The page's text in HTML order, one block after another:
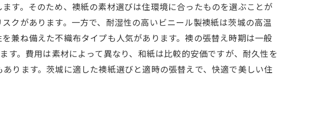
す。そのため、襖紙の素材選びは住環境に合ったものを選ぶことが
クがあります。一方で、耐湿性の高いビニール製襖紙は茨城の高温
兼ね備えた不織布タイプも人気があります。襖の張替え時期は一般
。費用は素材によって異なり、和紙は比較的安価ですが、耐久性を
ります。茨城に適した襖紙選びと適時の張替えで、快適で美しい住